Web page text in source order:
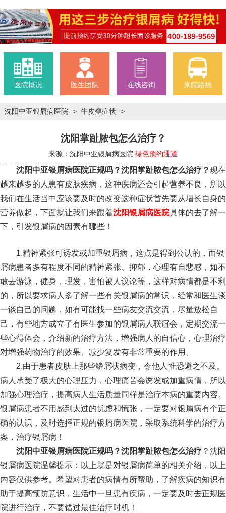
医院概况 医生团队 在线咨询 来院路线
沈阳中亚银屑病医院 -> 牛皮癣症状 ->
沈阳掌趾脓包怎么治疗？
来源：沈阳中亚银屑病医院 绿色预约通道
沈阳中亚银屑病医院正规吗？沈阳掌趾脓包怎么治疗？现在
越来越多的人患有皮肤疾病，这种疾病还会引起营养不良，所以
我们在生活当中应该要及时的改变这种症状首先要从增长自身的
营养做起，下面就让我们来跟着沈阳银屑病医院具体的去了解一
下，引发银屑病的因素有哪些！
1.精神紧张可诱发或加重银屑病，这点是得到公认的，而银
屑病患者多有程度不同的精神紧张、抑郁，心理有自悲感，如不
敢去游泳，健身，理发，害怕被人议论等，这样对病情都是不利
的，所以要求病人多了解一些有关银屑病的常识，经常和医生谈
一谈自己的问题，如有可能找一些病友交流交流，尽量放松自
己，有些地方成立了有医生参加的银屑病人联谊会，定期交流一
些心得体会，介绍新的治疗方法，增强病人的自信心，心理治疗
对增强药物治疗的效果、减少复发有非常重要的作用。
2.由于患者皮肤上那些鳞屑状病变，令他人惟恐避之不及。
病人承受了极大的心理压力，心理痛苦会诱发或加重病情，所以
加强心理治疗，提高病人生活质量同样是治疗本病的重要内容。
银屑病患者不用感到太过的忧虑和慌张，一定要对银屑病有个正
确的认识，及时选择正规的银屑病医院，采取系统科学的治疗方
案，治疗银屑病！
沈阳中亚银屑病医院正规吗？沈阳掌趾脓包怎么治疗 ？沈阳
银屑病医院温馨提示：以上就是对银屑病简单的相关介绍，以上
内容仅供参考。希望对患者的病情有所帮助，了解疾病的知识有
助于提高预防意识，生活中一旦患有疾病，一定要及时去正规医
院进行治疗，不要错过最佳治疗时机！